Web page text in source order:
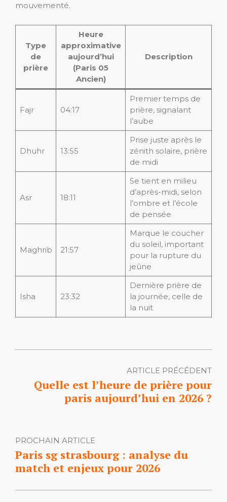
mouvementé.
Type
de
prière
Heure
approximative
aujourd’hui
(Paris 05
Ancien)
Description
Fajr 04:17
Premier temps de
prière, signalant
l’aube
Dhuhr 13:55
Prise juste après le
zénith solaire, prière
de midi
Asr 18:11
Se tient en milieu
d’après-midi, selon
l’ombre et l’école
de pensée
Maghrib 21:57
Marque le coucher
du soleil, important
pour la rupture du
jeûne
Isha 23:32
Dernière prière de
la journée, celle de
la nuit
ARTICLE PRÉCÉDENT
Quelle est l’heure de prière pour
paris aujourd’hui en 2026 ?
PROCHAIN ARTICLE
Paris sg strasbourg : analyse du
match et enjeux pour 2026